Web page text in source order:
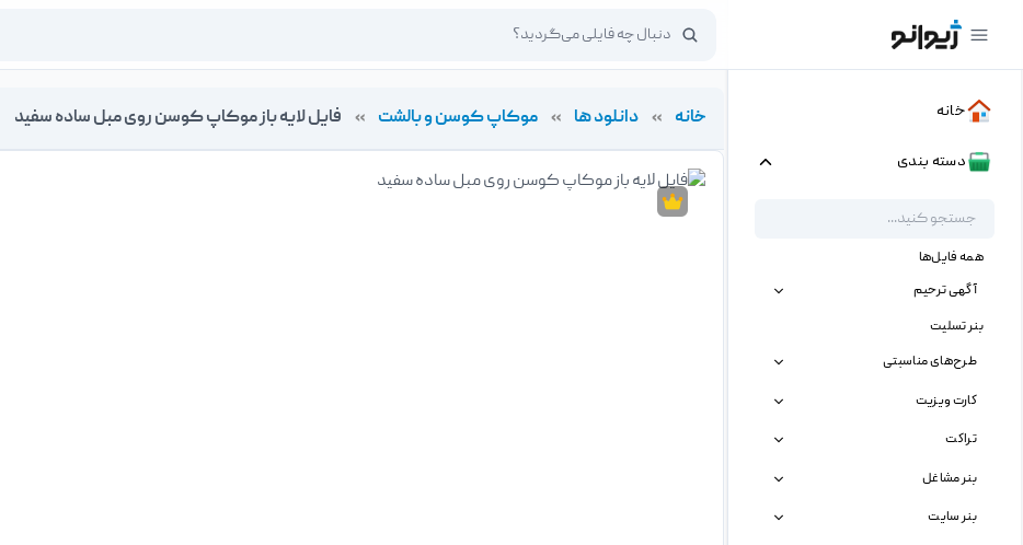
خانه
دسته بندی
همه فایل‌ها
آگهی ترحیم
بنر تسلیت
طرح‌های مناسبتی
کارت ویزیت
تراکت
بنر مشاغل
بنر سایت
خانه » دانلود ها » موکاپ کوسن و بالشت » فایل لایه باز موکاپ کوسن روی مبل ساده سفید